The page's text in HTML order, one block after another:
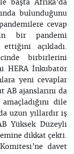
başta Afrika’da
bulunduğunu
cevap
bir pandemi
ettiğini açıkladı.
birbirlerini
HERA İnkubatör
yeni cevaplar
AB ajanslarını da
dile
uzun yıllardır iş
Yüksek Düzeyli
dikkat çekti.
davet